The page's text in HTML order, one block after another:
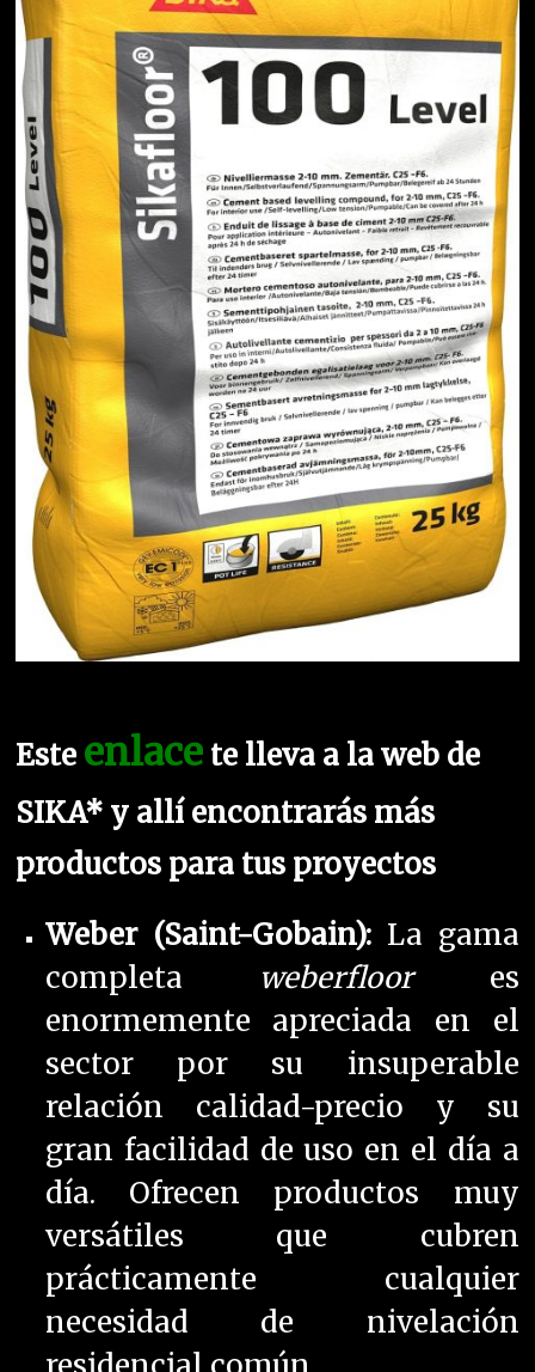
Este enlace te lleva a la web de
SIKA* y allí encontrarás más
productos para tus proyectos
Weber (Saint-Gobain):La gama
completa
weberfloores
enormemente apreciada en el
sector por su insuperable
relación calidad-precio y su
gran facilidad de uso en el día a
día. Ofrecen productos muy
versátiles que cubren
prácticamente cualquier
necesidad de nivelación